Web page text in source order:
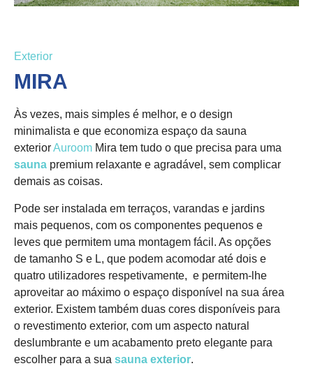
Exterior
MIRA
Às vezes, mais simples é melhor, e o design
minimalista e que economiza espaço da sauna
exteriorAuroom Mira tem tudo o que precisa para uma
sauna premium relaxante e agradável, sem complicar
demais as coisas.
Pode ser instalada em terraços, varandas e jardins
mais pequenos, com os componentes pequenos e
leves que permitem uma montagem fácil. As opções
de tamanho S e L, que podem acomodar até dois e
quatro utilizadores respetivamente, e permitem-lhe
aproveitar ao máximo o espaço disponível na sua área
exterior. Existem também duas cores disponíveis para
o revestimento exterior, com um aspecto natural
deslumbrante e um acabamento preto elegante para
escolher para a sua sauna exterior.